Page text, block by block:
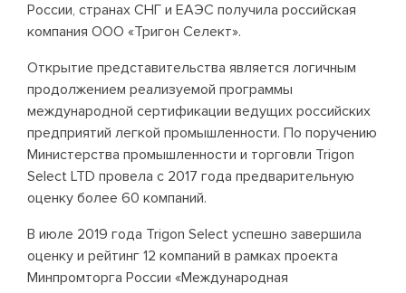
России, странах СНГ и ЕАЭС получила российская
компания ООО «Тригон Селект».
Открытие представительства является логичным
продолжением реализуемой программы
международной сертификации ведущих российских
предприятий легкой промышленности. По поручению
Министерства промышленности и торговли Trigon
Select LTD провела с 2017 года предварительную
оценку более 60 компаний.
В июле 2019 года Trigon Select успешно завершила
оценку и рейтинг 12 компаний в рамках проекта
Минпромторга России «Международная